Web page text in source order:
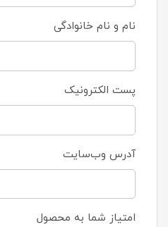
نام و نام خانوادگی
پست الکترونیک
آدرس وب‌سایت
امتیاز شما به محصول